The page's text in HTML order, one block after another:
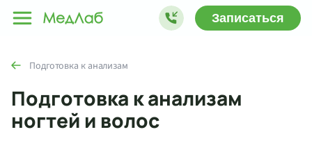
Записаться
Подготовка к анализам
Подготовка к анализам
ногтей и волос